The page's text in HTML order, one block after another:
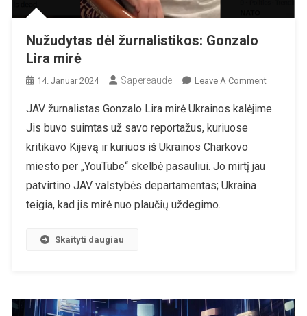
Nužudytas dėl žurnalistikos: Gonzalo
Lira mirė
14. Januar 2024 Sapereaude Leave A CommentOn
Dėl
JAV žurnalistas Gonzalo Lira mirė Ukrainos kalėjime.
Jis buvo suimtas už savo reportažus, kuriuose
kritikavo Kijevą ir kuriuos iš Ukrainos Charkovo
miesto per „YouTube“ skelbė pasauliui. Jo mirtį jau
patvirtino JAV valstybės departamentas; Ukraina
teigia, kad jis mirė nuo plaučių uždegimo.
Skaityti daugiau